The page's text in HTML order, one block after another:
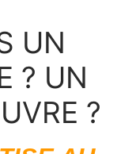
UN
? UN
?